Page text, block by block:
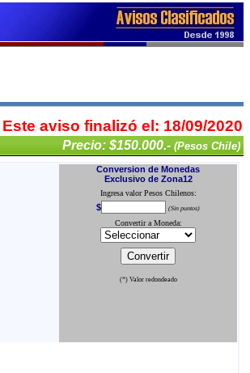
Este aviso finalizó el: 18/09/2020
Precio: $150.000.- (Pesos Chile)